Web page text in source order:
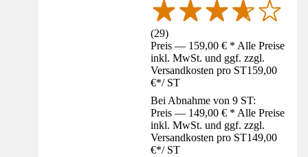
(29)
Preis — 159,00 € * Alle Preise
inkl. MwSt. und ggf. zzgl.
Versandkosten pro ST159,00
€*/ ST
Bei Abnahme von 9 ST:
Preis — 149,00 € * Alle Preise
inkl. MwSt. und ggf. zzgl.
Versandkosten pro ST149,00
€*/ ST